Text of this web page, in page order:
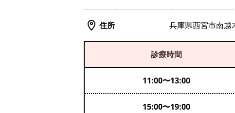
住所 兵庫県西宮市南越
診療時間
11:00〜13:00
15:00〜19:00